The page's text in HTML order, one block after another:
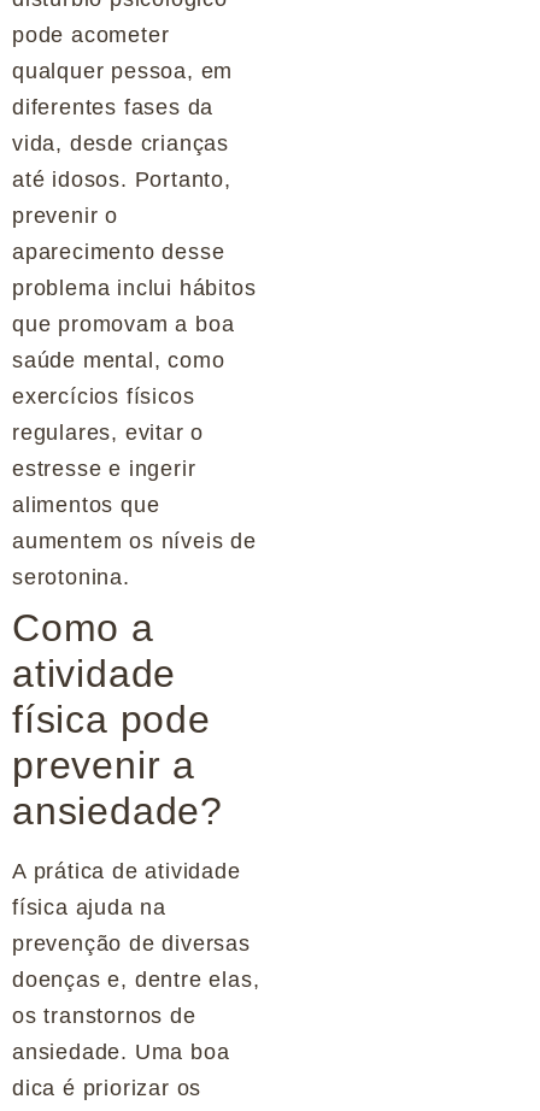
pode acometer
qualquer pessoa, em
diferentes fases da
vida, desde crianças
até idosos. Portanto,
prevenir o
aparecimento desse
problema inclui hábitos
que promovam a boa
saúde mental, como
exercícios físicos
regulares, evitar o
estresse e ingerir
alimentos que
aumentem os níveis de
serotonina.
Como a
atividade
física pode
prevenir a
ansiedade?
A prática de atividade
física ajuda na
prevenção de diversas
doenças e, dentre elas,
os transtornos de
ansiedade. Uma boa
dica é priorizar os